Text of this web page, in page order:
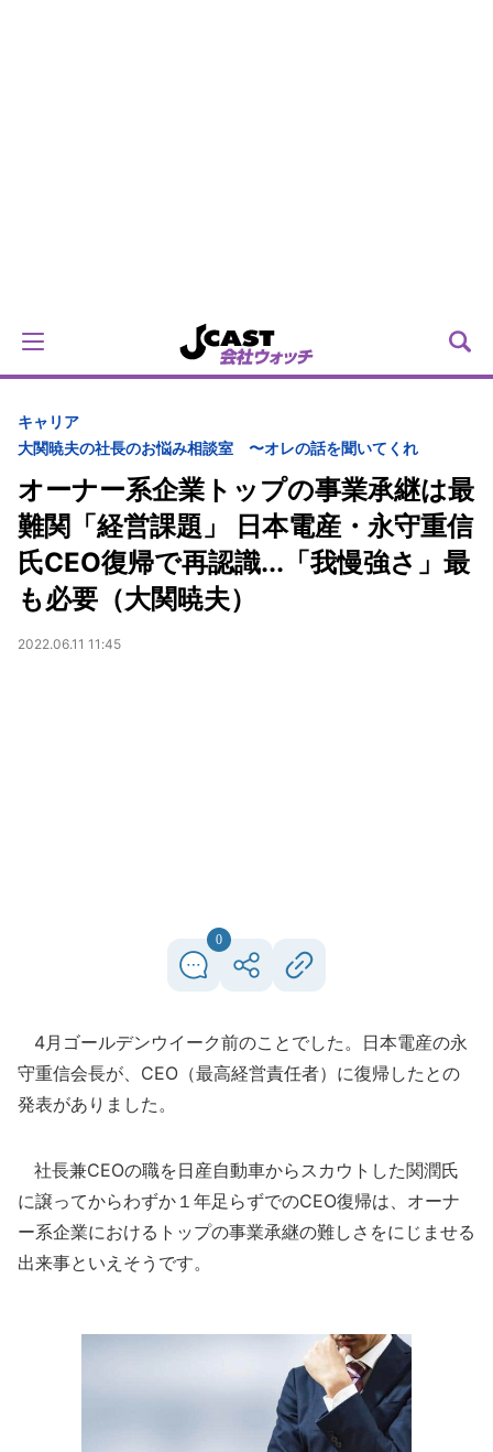
キャリア
大関暁夫の社長のお悩み相談室 〜オレの話を聞いてくれ
オーナー系企業トップの事業承継は最
難関「経営課題」 日本電産・永守重信
氏CEO復帰で再認識...「我慢強さ」最
も必要（大関暁夫）
2022.06.11 11:45
0
4月ゴールデンウイーク前のことでした。日本電産の永
守重信会長が、CEO（最高経営責任者）に復帰したとの
発表がありました。
社長兼CEOの職を日産自動車からスカウトした関潤氏
に譲ってからわずか１年足らずでのCEO復帰は、オーナ
ー系企業におけるトップの事業承継の難しさをにじませる
出来事といえそうです。